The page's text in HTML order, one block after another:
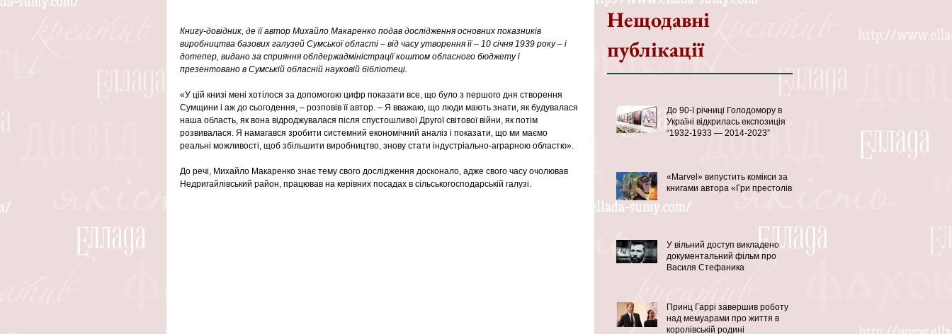
Книгу-довідник, де її автор Михайло Макаренко подав дослідження основних показників
виробництва базових галузей Сумської області – від часу утворення її – 10 січня 1939 року – і
дотепер, видано за сприяння облдержадміністрації коштом обласного бюджету і
презентовано в Сумській обласній науковій бібліотеці.
«У цій книзі мені хотілося за допомогою цифр показати все, що було з першого дня створення
Сумщини і аж до сьогодення, – розповів її автор. – Я вважаю, що люди мають знати, як будувалася
наша область, як вона відроджувалася після спустошливої Другої світової війни, як потім
розвивалася. Я намагався зробити системний економічний аналіз і показати, що ми маємо
реальні можливості, щоб збільшити виробництво, знову стати індустріально-аграрною областю».
До речі, Михайло Макаренко знає тему свого дослідження досконало, адже свого часу очолював
Недригайлівський район, працював на керівних посадах в сільськогосподарській галузі.
Нещодавні
публікації
До 90-ї річниці Голодомору в
Україні відкрилась експозиція
“1932-1933 — 2014-2023”
«Marvel» випустить комікси за
книгами автора «Гри престолів»
У вільний доступ викладено
документальний фільм про
Василя Стефаника
Принц Гаррі завершив роботу
над мемуарами про життя в
королівській родині